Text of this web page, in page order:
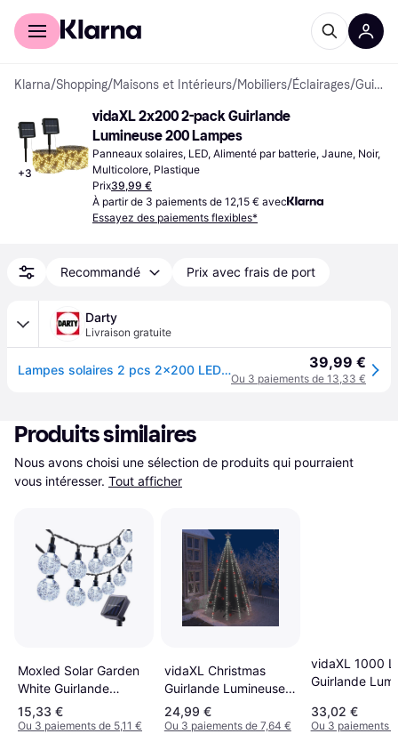
Acheter avec Klarna
Klarna/Shopping/Maisons et Intérieurs/Mobiliers/Éclairages/ Guirlandes Lumineuses
+3
vidaXL 2x200 2-pack Guirlande
Lumineuse 200 Lampes
Panneaux solaires, LED, Alimenté par batterie, Jaune, Noir,
Multicolore, Plastique
Prix39,99 €
À partir de 3 paiements de 12,15 € avec
Essayez des paiements flexibles*
Recommandé Prix avec frais de port
Darty
Livraison gratuite
Lampes solaires 2 pcs 2x200 LED Bleu Intérieur Extérieur 39,99 €
Ou 3 paiements de 13,33 €
Produits similaires
Nous avons choisi une sélection de produits qui pourraient
vous intéresser. Tout afficher
Moxled Solar Garden
White Guirlande
Lumineuse 60 Lampes
15,33 €
Ou 3 paiements de 5,11 €
vidaXL Christmas
Guirlande Lumineuse
50 Lampes
24,99 €
Ou 3 paiements de 7,64 €
vidaXL 1000
Guirlande
33,02 €
Ou 3 paiements